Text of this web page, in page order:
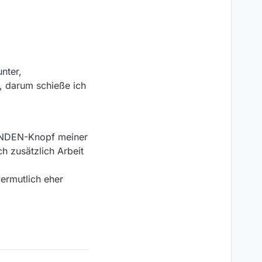
darum schieße ich
Knopf meiner
zusätzlich Arbeit
eher